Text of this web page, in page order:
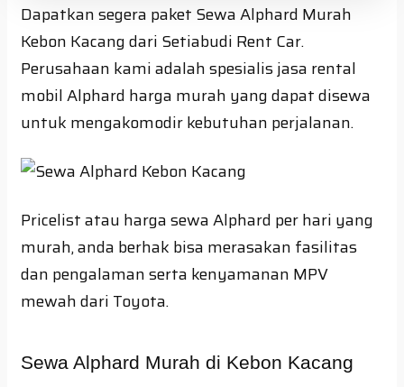
Dapatkan segera paket Sewa Alphard Murah
Kebon Kacang dari Setiabudi Rent Car.
Perusahaan kami adalah spesialis jasa rental
mobil Alphard harga murah yang dapat disewa
untuk mengakomodir kebutuhan perjalanan.
Pricelist atau harga sewa Alphard per hari yang
murah, anda berhak bisa merasakan fasilitas
dan pengalaman serta kenyamanan MPV
mewah dari Toyota.
Sewa Alphard Murah di Kebon Kacang